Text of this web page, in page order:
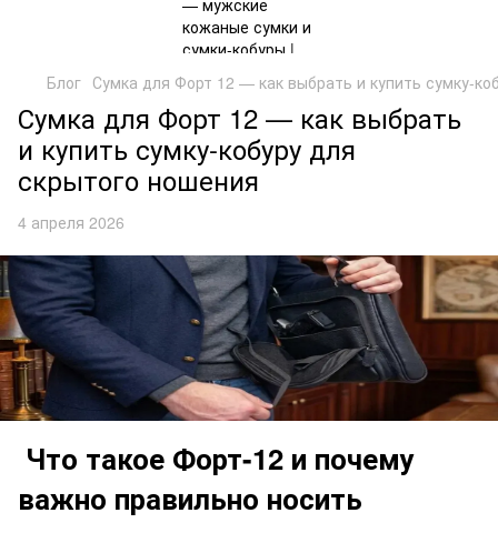
Блог Сумка для Форт 12 — как выбрать и купить сумку-
Сумка для Форт 12 — как выбрать
и купить сумку-кобуру для
скрытого ношения
4 апреля 2026
Что такое Форт-12 и почему
важно правильно носить